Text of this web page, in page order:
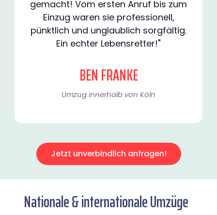
gemacht! Vom ersten Anruf bis zum
Einzug waren sie professionell,
pünktlich und unglaublich sorgfältig.
Ein echter Lebensretter!"
BEN FRANKE
Umzug innerhalb von Köln​
Jetzt unverbindlich anfragen!
Nationale & internationale Umzüge